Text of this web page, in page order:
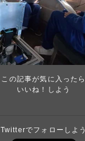
この記事が気に入ったら
いいね！しよう
Twitterでフォローしよう